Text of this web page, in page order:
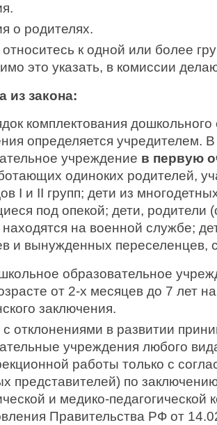
о родителях.
к одной или более
это указать, в комиссии
из закона:
комплектования дошкольного
определяется учредителем.
учреждение в первую
одиноких родителей,
I и II групп; дети из
под опекой; дети, родители
находятся на военной службе;
и вынужденных переселенцев,
образовательное
от 2-х месяцев до 7 лет
заключения.
с отклонениями в развитии
учреждения любого
работы только с
представителей) по
и медико-педагогической
Правительства РФ от